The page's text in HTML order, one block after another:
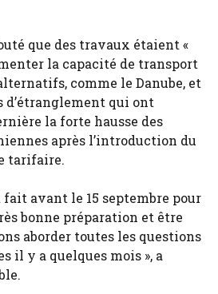
que des travaux étaient «
la capacité de transport
comme le Danube, et
d’étranglement qui ont
la forte hausse des
après l’introduction du
tarifaire.
avant le 15 septembre pour
bonne préparation et être
aborder toutes les questions
il y a quelques mois », a